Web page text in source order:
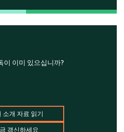
이 이미 있으십니까?
소개 자료 읽기
갱신하세요